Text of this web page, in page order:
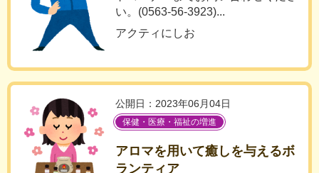
い。(0563-56-3923)...
アクティにしお
公開日：2023年06月04日
保健・医療・福祉の増進
アロマを用いて癒しを与えるボ
ランティア